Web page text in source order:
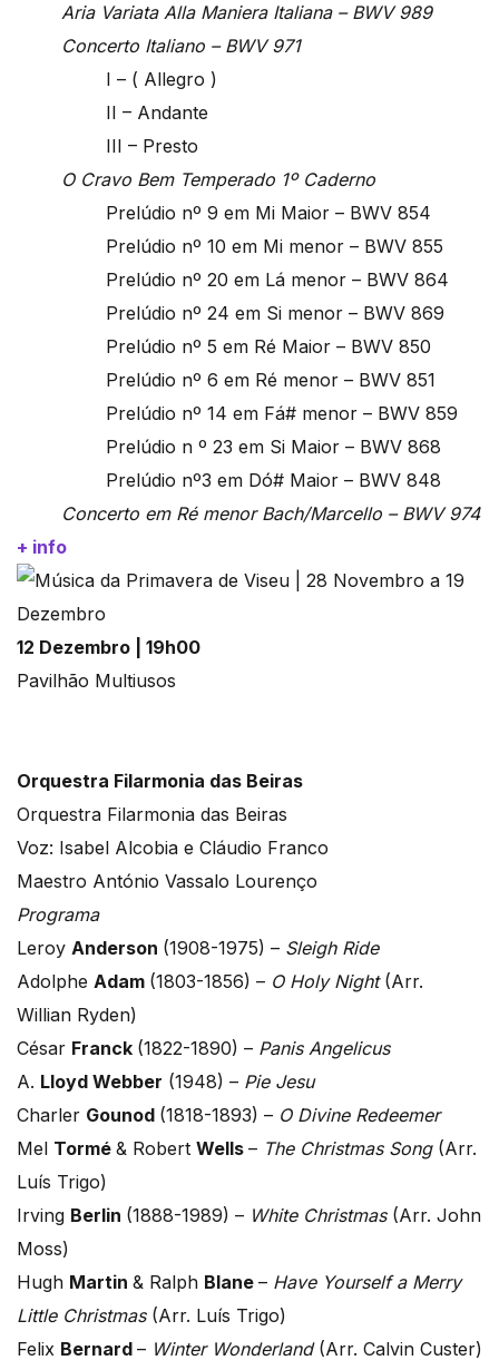
Aria Variata Alla Maniera Italiana – BWV 989
Concerto Italiano – BWV 971
I – ( Allegro )
II – Andante
III – Presto
O Cravo Bem Temperado 1º Caderno
Prelúdio nº 9 em Mi Maior – BWV 854
Prelúdio nº 10 em Mi menor – BWV 855
Prelúdio nº 20 em Lá menor – BWV 864
Prelúdio nº 24 em Si menor – BWV 869
Prelúdio nº 5 em Ré Maior – BWV 850
Prelúdio nº 6 em Ré menor – BWV 851
Prelúdio nº 14 em Fá# menor – BWV 859
Prelúdio n º 23 em Si Maior – BWV 868
Prelúdio nº3 em Dó# Maior – BWV 848
Concerto em Ré menor Bach/Marcello – BWV 974
+ info
12 Dezembro | 19h00
Pavilhão Multiusos
Orquestra Filarmonia das Beiras
Orquestra Filarmonia das Beiras
Voz: Isabel Alcobia e Cláudio Franco
Maestro António Vassalo Lourenço
Programa
Leroy Anderson (1908-1975) – Sleigh Ride
Adolphe Adam (1803-1856) – O Holy Night (Arr.
Willian Ryden)
César Franck (1822-1890) – Panis Angelicus
A. Lloyd Webber (1948) – Pie Jesu
Charler Gounod (1818-1893) – O Divine Redeemer
Mel Tormé & Robert Wells – The Christmas Song(Arr.
Luís Trigo)
Irving Berlin (1888-1989) – White Christmas (Arr. John
Moss)
Hugh Martin & Ralph Blane – Have Yourself a Merry
Little Christmas(Arr. Luís Trigo)
Felix Bernard – Winter Wonderland(Arr. Calvin Custer)